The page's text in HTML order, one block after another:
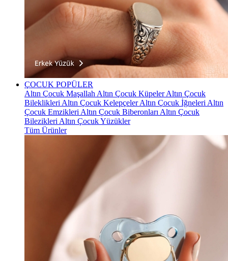
ÇOCUK POPÜLER
Altın Çocuk Maşallah Altın Çocuk KüpelerAltın Çocuk
Bileklikleri Altın Çocuk KelepçelerAltın Çocuk İğneleri Altın
Çocuk Emzikleri Altın Çocuk Biberonları Altın Çocuk
Bilezikleri Altın Çocuk Yüzükler
Tüm Ürünler